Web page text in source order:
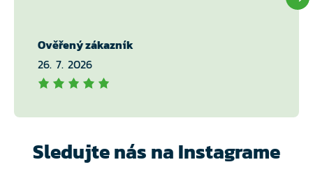
Ověřený zákazník
26. 7. 2026
Sledujte nás na Instagrame